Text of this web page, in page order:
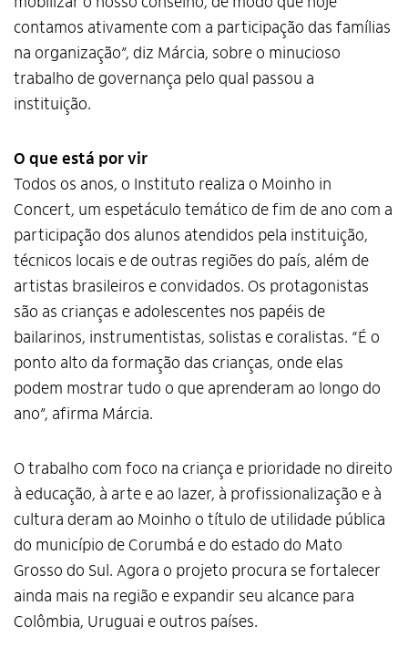
contamos ativamente com a participação das famílias
na organização”, diz Márcia, sobre o minucioso
trabalho de governança pelo qual passou a
instituição.
O que está por vir
Todos os anos, o Instituto realiza o Moinho in
Concert, um espetáculo temático de fim de ano com a
participação dos alunos atendidos pela instituição,
técnicos locais e de outras regiões do país, além de
artistas brasileiros e convidados. Os protagonistas
são as crianças e adolescentes nos papéis de
bailarinos, instrumentistas, solistas e coralistas. “É o
ponto alto da formação das crianças, onde elas
podem mostrar tudo o que aprenderam ao longo do
ano”, afirma Márcia.
O trabalho com foco na criança e prioridade no direito
à educação, à arte e ao lazer, à profissionalização e à
cultura deram ao Moinho o título de utilidade pública
do município de Corumbá e do estado do Mato
Grosso do Sul. Agora o projeto procura se fortalecer
ainda mais na região e expandir seu alcance para
Colômbia, Uruguai e outros países.